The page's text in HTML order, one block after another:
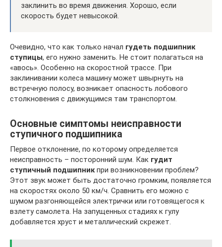
заклинить во время движения. Хорошо, если
скорость будет невысокой.
Очевидно, что как только начал гудеть подшипник
ступицы, его нужно заменить. Не стоит полагаться на
«авось». Особенно на скоростной трассе. При
заклинивании колеса машину может швырнуть на
встречную полосу, возникает опасность лобового
столкновения с движущимся там транспортом.
Основные симптомы неисправности
ступичного подшипника
Первое отклонение, по которому определяется
неисправность – посторонний шум. Как гудит
ступичный подшипникпри возникновении проблем?
Этот звук может быть достаточно громким, появляется
на скоростях около 50 км/ч. Сравнить его можно с
шумом разгоняющейся электрички или готовящегося к
взлету самолета. На запущенных стадиях к гулу
добавляется хруст и металлический скрежет.